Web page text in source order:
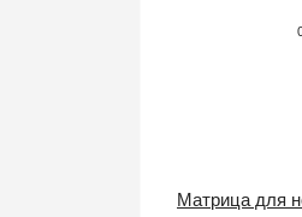
Матрица для